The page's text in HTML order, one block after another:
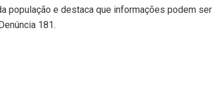
população e destaca que informações podem ser
181.